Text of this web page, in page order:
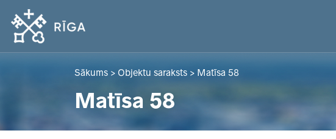
Sākums > Objektu saraksts > Matīsa 58
Matīsa 58